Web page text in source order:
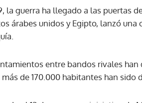
la guerra ha llegado a las puertas
árabes unidos y Egipto, lanzó
entre bandos rivales
de 170.000 habitantes han sido